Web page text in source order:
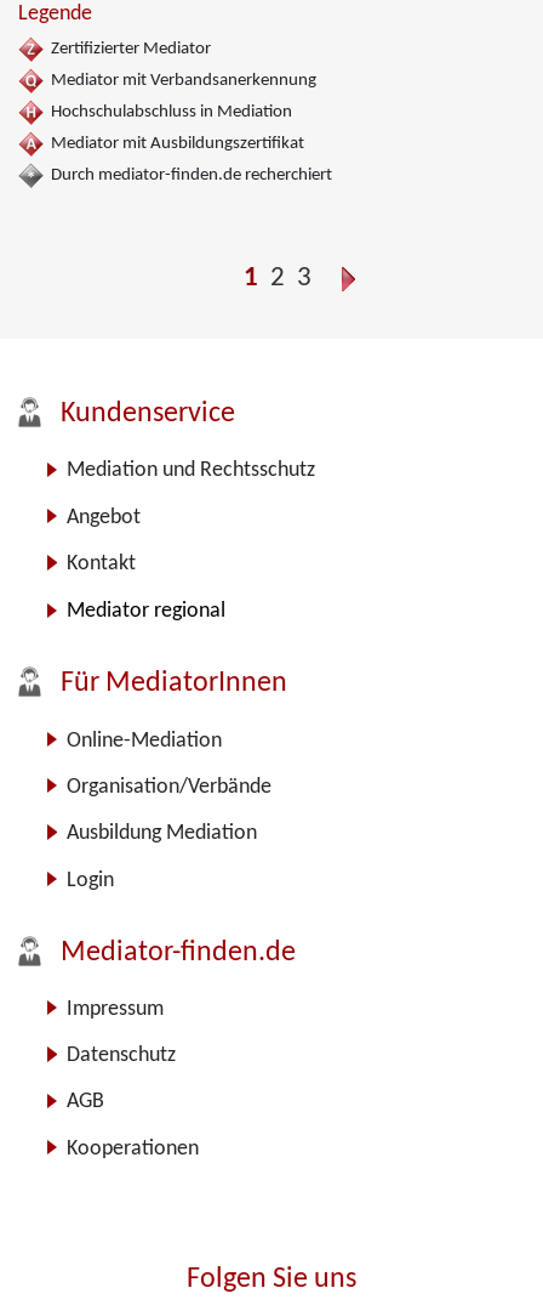
Legende
Zertifizierter Mediator
Mediator mit Verbandsanerkennung
Hochschulabschluss in Mediation
Mediator mit Ausbildungszertifikat
Durch mediator-finden.de recherchiert
1 2 3
Kundenservice
Mediation und Rechtsschutz
Angebot
Kontakt
Mediator regional
Für MediatorInnen
Online-Mediation
Organisation/Verbände
Ausbildung Mediation
Login
Mediator-finden.de
Impressum
Datenschutz
AGB
Kooperationen
Folgen Sie uns